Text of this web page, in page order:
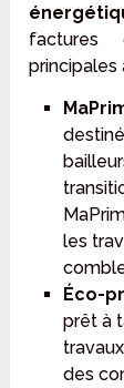
factures
principales
les
Éco-
prêt à
des